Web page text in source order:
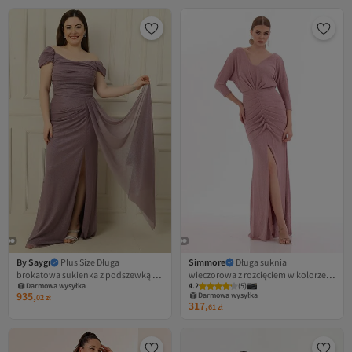
By Saygı
Plus Size Długa
brokatowa sukienka z podszewką z
krótkim rękawem i drapowanym
rozcięciem z przodu
Darmowa wysyłka
935,02zł
Simmore
Długa suknia
wieczorowa z rozcięciem w kolorze
pudrowego brokatu
4.2 (5)
Najniższa cena od 30 dni
Darmowa wysyłka
Najniższa cena od 30 dni
317,61zł